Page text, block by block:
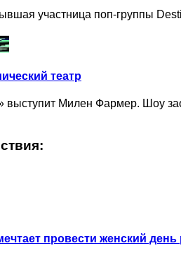
участница поп-группы
театр
Милен Фармер. Шоу
провести женский